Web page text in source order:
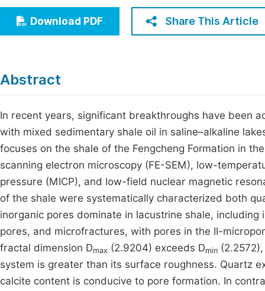
Humanities & Social Sciences
Multidisciplinary
Join
Download PDF Share This Article
Abstract
In recent years, significant breakthroughs have been
with mixed sedimentary shale oil in saline–alkaline
focuses on the shale of the Fengcheng Formation in
scanning electron microscopy (FE-SEM), low-
pressure (MICP), and low-field nuclear magnetic
of the shale were systematically characterized both
inorganic pores dominate in lacustrine shale,
pores, and microfractures, with pores in the II-
fractal dimension Dmax (2.9204) exceeds Dmin
system is greater than its surface roughness. Quartz
calcite content is conducive to pore formation. In